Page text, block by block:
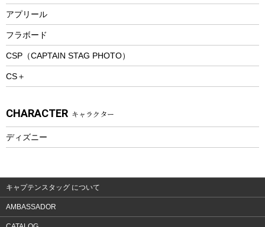
トレッキング
トレッキングアクセサリー
プレイグッズ
ウェルネス
ウェア、タオル
ウェア
アプリール
フラボード
CSP（CAPTAIN STAG PHOTO）
CS＋
CHARACTER キャラクター
ディズニー
キャプテンスタッグ について
AMBASSADOR